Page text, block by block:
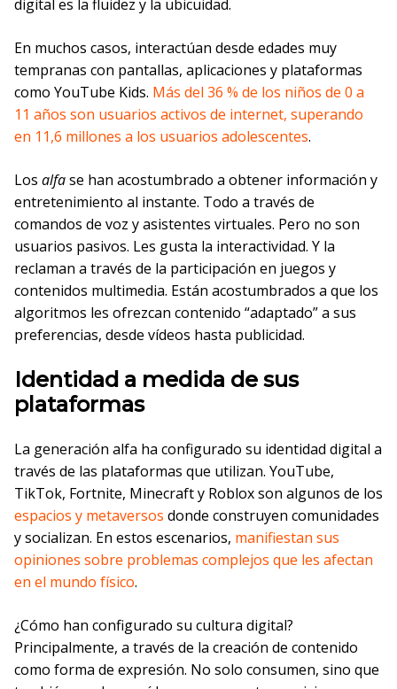
digital es la fluidez y la ubicuidad.
En muchos casos, interactúan desde edades muy
tempranas con pantallas, aplicaciones y plataformas
como YouTube Kids. Más del 36 % de los niños de 0 a
11 años son usuarios activos de internet, superando
en 11,6 millones a los usuarios adolescentes.
Los alfase han acostumbrado a obtener información y
entretenimiento al instante. Todo a través de
comandos de voz y asistentes virtuales. Pero no son
usuarios pasivos. Les gusta la interactividad. Y la
reclaman a través de la participación en juegos y
contenidos multimedia. Están acostumbrados a que los
algoritmos les ofrezcan contenido “adaptado” a sus
preferencias, desde vídeos hasta publicidad.
Identidad a medida de sus
plataformas
La generación alfa ha configurado su identidad digital a
través de las plataformas que utilizan. YouTube,
TikTok, Fortnite, Minecraft y Roblox son algunos de los
espacios y metaversos donde construyen comunidades
y socializan. En estos escenarios, manifiestan sus
opiniones sobre problemas complejos que les afectan
en el mundo físico.
¿Cómo han configurado su cultura digital?
Principalmente, a través de la creación de contenido
como forma de expresión. No solo consumen, sino que